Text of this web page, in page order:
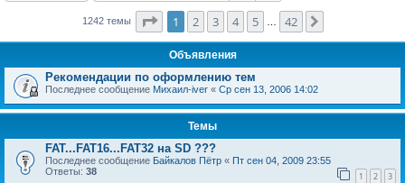
1242 темы Страница1 из
1 2 3 4 5 42
Объявления
Рекомендации по оформлению тем
Последнее сообщение Михаил-iver « Ср сен 13, 2006 14:02
Темы
FAT...FAT16...FAT32 на SD ???
Последнее сообщение Байкалов Пётр « Пт сен 04, 2009 23:55
Ответы: 38 1 2 3